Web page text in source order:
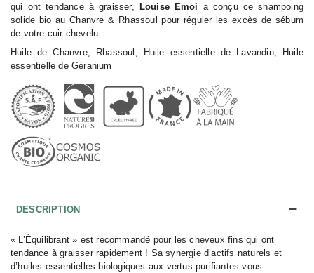
qui ont tendance à graisser, Louise Emoi a conçu ce shampoing
solide bio au Chanvre & Rhassoul pour réguler les excès de sébum
de votre cuir chevelu.
Huile de Chanvre, Rhassoul, Huile essentielle de Lavandin, Huile
essentielle de Géranium
DESCRIPTION
« L’Équilibrant » est recommandé pour les cheveux fins qui ont
tendance à graisser rapidement ! Sa synergie d’actifs naturels et
d’huiles essentielles biologiques aux vertus purifiantes vous